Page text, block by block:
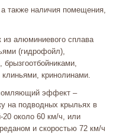
также наличия помещения,
алюминиевого сплава
(гидрофойл),
кринолинами.
эффект –
на подводных крыльях в
20 около 60 км/ч, или
и скоростью 72 км/ч